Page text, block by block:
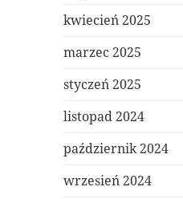
kwiecień 2025
marzec 2025
styczeń 2025
listopad 2024
październik 2024
wrzesień 2024